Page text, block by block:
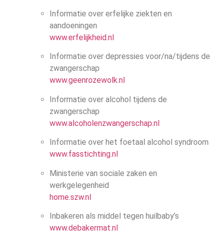
Informatie over erfelijke ziekten en
aandoeningen
www.erfelijkheid.nl
Informatie over depressies voor/na/tijdens de
zwangerschap
www.geenrozewolk.nl
Informatie over alcohol tijdens de
zwangerschap
www.alcoholenzwangerschap.nl
Informatie over het foetaal alcohol syndroom
www.fasstichting.nl
Ministerie van sociale zaken en
werkgelegenheid
home.szw.nl
Inbakeren als middel tegen huilbaby’s
www.debakermat.nl